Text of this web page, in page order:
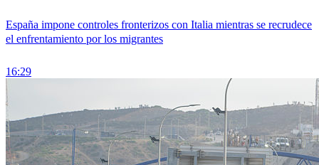
España impone controles fronterizos con Italia mientras se recrudece
el enfrentamiento por los migrantes
16:29